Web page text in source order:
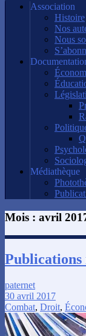
Association
Histoire
Nos
Nous
Médiathèque
Mois : avril
Publications
paternet
30 avril 2017
Combat, Droit,